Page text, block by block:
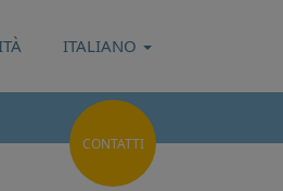
ITALIANO
CONTATTI